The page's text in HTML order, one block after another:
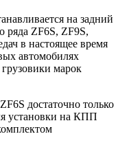
на задний
ряда ZF6S, ZF9S,
в настоящее время
автомобилях
марок
достаточно только
установки на КПП